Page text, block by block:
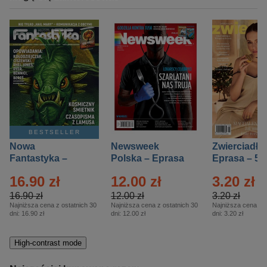
BESTSELLER
Nowa
Fantastyka –
16.90 zł
16.90 zł
Najniższa cena z ostatnich 30
dni: 16.90 zł
Newsweek
Polska – Eprasa
12.00 zł
12.00 zł
Najniższa cena z ostatnich 30
dni: 12.00 zł
Zwierciadło
Eprasa – 5/
3.20 zł
3.20 zł
Najniższa cena z
dni: 3.20 zł
High-contrast mode